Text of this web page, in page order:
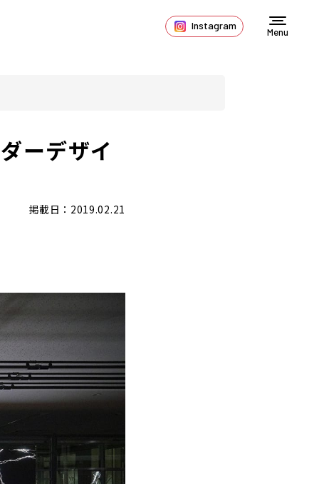
Instagram
Menu
ーデザイ
掲載日：2019.02.21